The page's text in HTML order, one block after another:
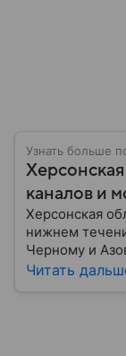
Узнать больше
каналов и
Херсонская
нижнем
Черному и
севером и
Читать